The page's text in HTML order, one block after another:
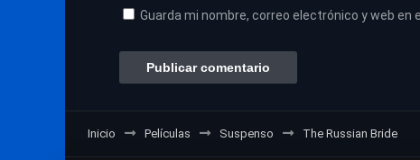
Guarda mi nombre, correo electrónico y web
Inicio Películas Suspenso The Russian Bride